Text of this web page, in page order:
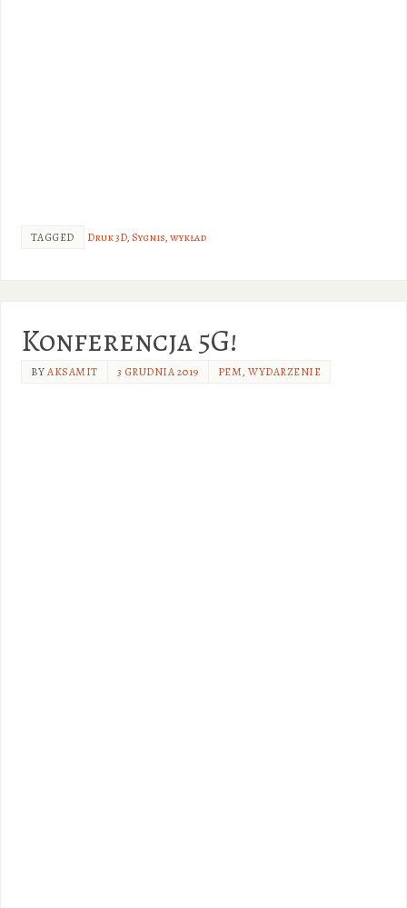
TAGGED Druk 3D, Sygnis,wykład
Konferencja 5G!
BYAKSAMIT 3 GRUDNIA 2019 PEM,WYDARZENIE